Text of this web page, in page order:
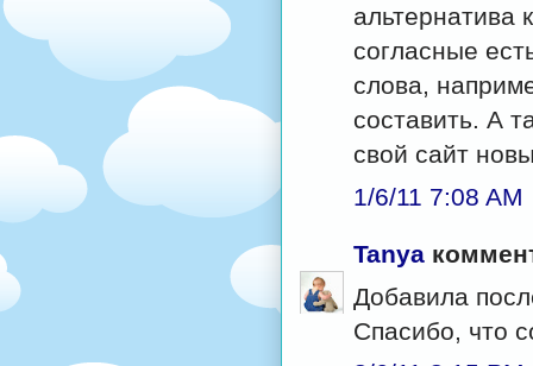
альтернатива
согласные
слова,
составить. А
свой сайт
1/6/11 7:08 AM
Tanya
Добавила
Спасибо, что